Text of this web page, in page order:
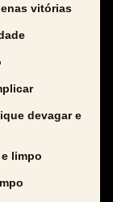
vitórias
devagar e
limpo